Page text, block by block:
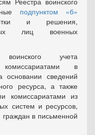
подпунктом «б»
и решения,
лиц военных
учета
в
основании сведений
ресурса, а также
комиссариатами из
систем и ресурсов,
граждан в письменной